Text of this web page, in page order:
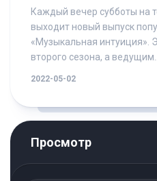
Каждый вечер субботы на
выходит новый выпуск
«Музыкальная интуиция».
второго сезона, а ведущим...
2022-05-02
Просмотр